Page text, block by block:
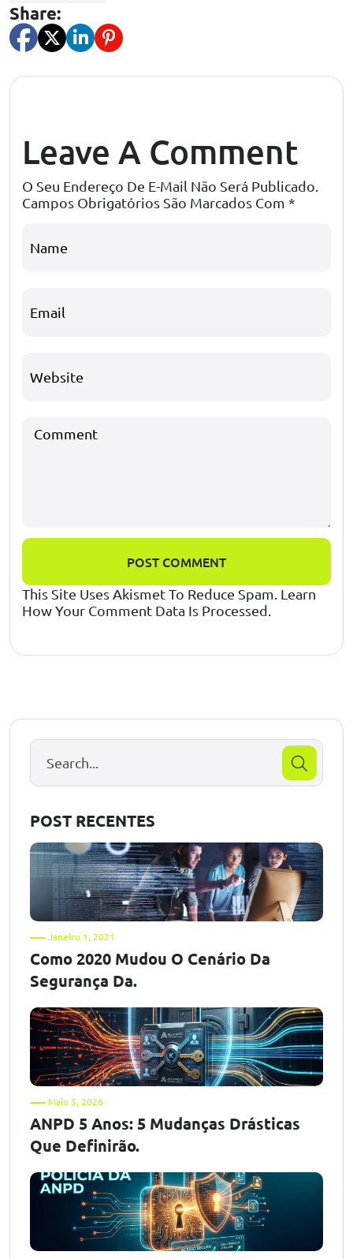
Share:
Leave A Comment
O Seu Endereço De E-Mail Não Será Publicado.
Campos Obrigatórios São Marcados Com *
POST COMMENT
This Site Uses Akismet To Reduce Spam. Learn
How Your Comment Data Is Processed.
POST RECENTES
Janeiro 1, 2021
Como 2020 Mudou O Cenário Da
Segurança Da.
Maio 5, 2026
ANPD 5 Anos: 5 Mudanças Drásticas
Que Definirão.